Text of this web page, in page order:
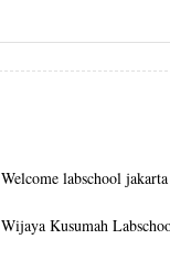
Welcome labschool
Wijaya Kusumah